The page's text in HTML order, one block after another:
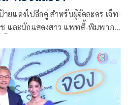
แดงไปอีกคู่ สำหรับผู้จัดละคร เจ็ท-
และนักแสดงสาว แพทตี้-พิมพาภ